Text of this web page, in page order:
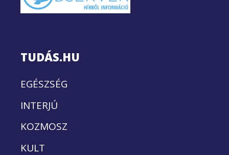
TUDÁS.HU
EGÉSZSÉG
INTERJÚ
KOZMOSZ
KULT